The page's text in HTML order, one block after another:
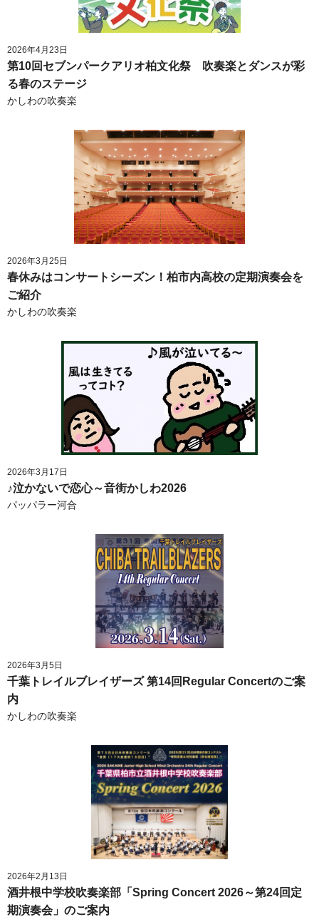
2026年4月23日
第10回セブンパークアリオ柏文化祭 吹奏楽とダンスが彩
る春のステージ
かしわの吹奏楽
2026年3月25日
春休みはコンサートシーズン！柏市内高校の定期演奏会を
ご紹介
かしわの吹奏楽
2026年3月17日
♪泣かないで恋心～音街かしわ2026
パッパラー河合
2026年3月5日
千葉トレイルブレイザーズ 第14回Regular Concertのご案
内
かしわの吹奏楽
2026年2月13日
酒井根中学校吹奏楽部「Spring Concert 2026～第24回定
期演奏会」のご案内